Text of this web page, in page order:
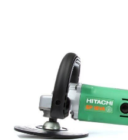
Инструмент ручной
Клининговое
Компрессорное